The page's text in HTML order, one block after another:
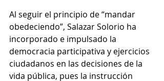
Al seguir el principio de “mandar
obedeciendo”, Salazar Solorio ha
incorporado e impulsado la
democracia participativa y ejercicios
ciudadanos en las decisiones de la
vida pública, pues la instrucción